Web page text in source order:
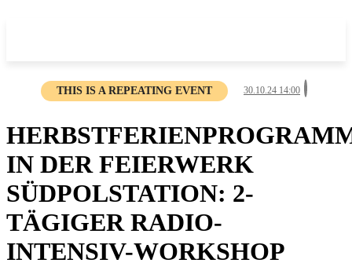
THIS IS A REPEATING EVENT 30.10.24 14:00
IN DER FEIERWERK
SÜDPOLSTATION: 2-
TÄGIGER RADIO-
INTENSIV-WORKSHOP